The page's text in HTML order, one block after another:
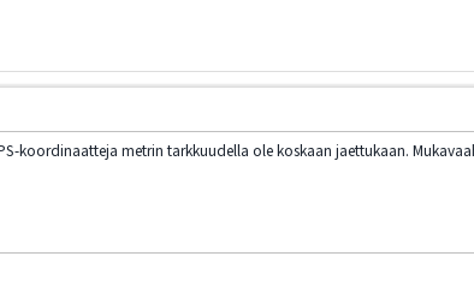
koordinaatteja metrin tarkkuudella ole koskaan jaettukaan.